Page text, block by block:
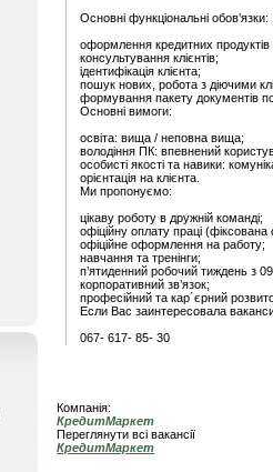
Основні функціональні обов’язки:
оформлення кредитних продуктів
консультування клієнтів;
ідентифікація клієнта;
пошук нових, робота з діючими
формування пакету документів
Основні вимоги:
освіта: вища / неповна вища;
володіння ПК: впевнений
особисті якості та навики:
орієнтація на клієнта.
Ми пропонуємо:
цікаву роботу в дружній команді;
офіційну оплату праці
офіційне оформлення на работу;
навчання та тренінги;
п’ятиденний робочий тиждень з
корпоративний зв’язок;
професійний та кар´єрний
Если Вас заинтересовала
067- 617- 85- 30
Компанія:
КредитМаркет
Переглянути всі вакансії
КредитМаркет